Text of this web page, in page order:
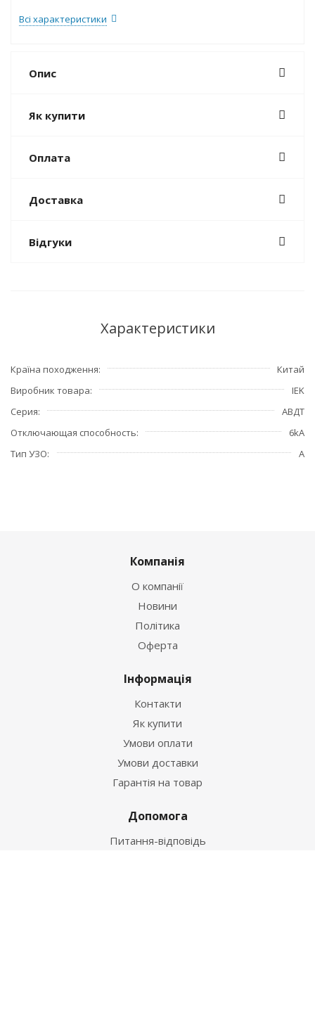
Всі характеристики
Опис
Як купити
Оплата
Доставка
Відгуки
Характеристики
Країна походження
Китай
Виробник товара
IEK
Серия
АВДТ
Отключающая способность
6kA
Тип УЗО
А
Компанія
О компанії
Новини
Політика
Оферта
Інформація
Контакти
Як купити
Умови оплати
Умови доставки
Гарантія на товар
Допомога
Питання-відповідь